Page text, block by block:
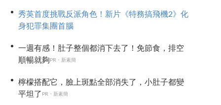
秀英首度挑戰反派角色！新片《特務搞飛機2》化
身犯罪集團首腦
一週有感！肚子整個都消下去了！免節食，排空
順暢就夠PR・新素簡
檸檬搭配它，臉上斑點全部消失了，小肚子都變
平坦了 PR・新素簡